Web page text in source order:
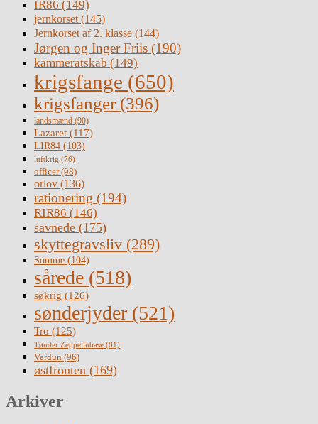
IR86 (149)
jernkorset(145)
Jernkorset af 2. klasse (144)
Jørgen og Inger Friis (190)
kammeratskab (149)
krigsfange (650)
krigsfanger (396)
landsmænd (90)
Lazaret (117)
LIR84 (103)
luftkrig (76)
officer(98)
orlov (136)
rationering (194)
RIR86 (146)
savnede (175)
skyttegravsliv (289)
Somme (104)
sårede (518)
søkrig (126)
sønderjyder (521)
Tro (125)
Tønder Zeppelinbase (81)
Verdun (96)
østfronten (169)
Arkiver